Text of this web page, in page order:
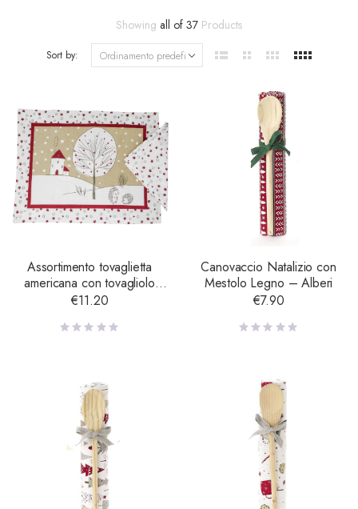
Showing all of 37 Products
Sort by:
Assortimento tovaglietta
americana con tovagliolo
Riccio 33X48
€11.20
Canovaccio Natalizio con
Mestolo Legno – Alberi
€7.90